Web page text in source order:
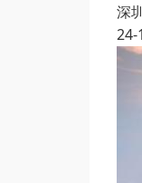
深
24-